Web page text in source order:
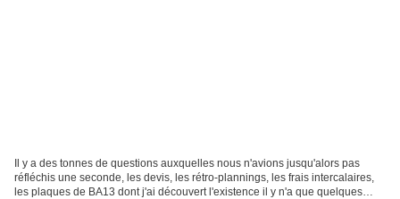
Il y a des tonnes de questions auxquelles nous n'avions jusqu'alors pas
réfléchis une seconde, les devis, les rétro-plannings, les frais intercalaires,
les plaques de BA13 dont j'ai découvert l'existence il y n'a que quelques